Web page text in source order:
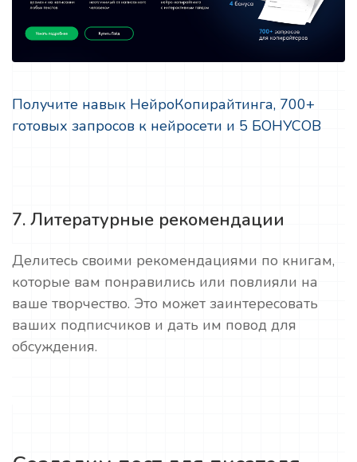
Получите навык НейроКопирайтинга, 700+
готовых запросов к нейросети и 5 БОНУСОВ
7. Литературные рекомендации
Делитесь своими рекомендациями по книгам,
которые вам понравились или повлияли на
ваше творчество. Это может заинтересовать
ваших подписчиков и дать им повод для
обсуждения.